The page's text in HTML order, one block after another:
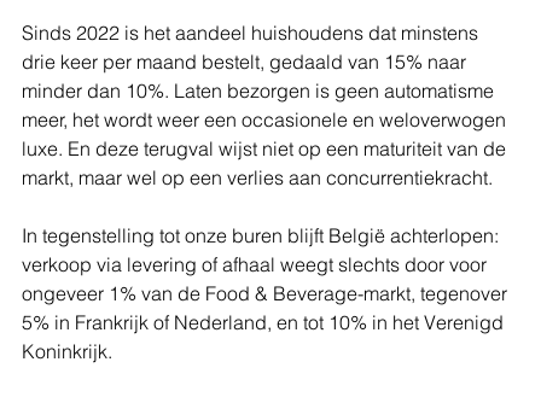
Sinds 2022 is het aandeel huishoudens dat minstens
drie keer per maand bestelt, gedaald van 15% naar
minder dan 10%. Laten bezorgen is geen automatisme
meer, het wordt weer een occasionele en weloverwogen
luxe. En deze terugval wijst niet op een maturiteit van de
markt, maar wel op een verlies aan concurrentiekracht.
In tegenstelling tot onze buren blijft België achterlopen:
verkoop via levering of afhaal weegt slechts door voor
ongeveer 1% van de Food & Beverage-markt, tegenover
5% in Frankrijk of Nederland, en tot 10% in het Verenigd
Koninkrijk.